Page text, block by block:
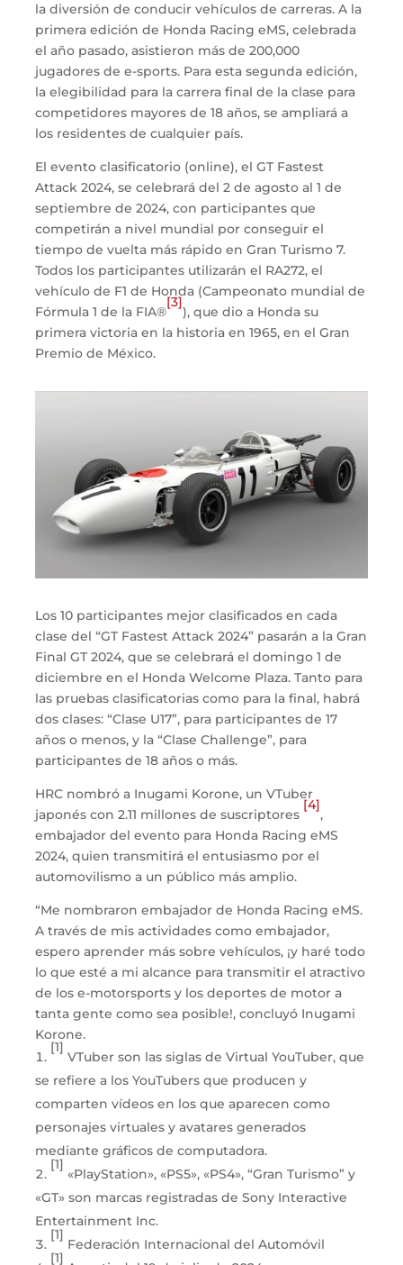
la diversión de conducir vehículos de carreras. A la
primera edición de Honda Racing eMS, celebrada
el año pasado, asistieron más de 200,000
jugadores de e-sports. Para esta segunda edición,
la elegibilidad para la carrera final de la clase para
competidores mayores de 18 años, se ampliará a
los residentes de cualquier país.
El evento clasificatorio (online), el GT Fastest
Attack 2024, se celebrará del 2 de agosto al 1 de
septiembre de 2024, con participantes que
competirán a nivel mundial por conseguir el
tiempo de vuelta más rápido en Gran Turismo 7.
Todos los participantes utilizarán el RA272, el
vehículo de F1 de Honda (Campeonato mundial de
Fórmula 1 de la FIA®
[3]
), que dio a Honda su
primera victoria en la historia en 1965, en el Gran
Premio de México.
Los 10 participantes mejor clasificados en cada
clase del “GT Fastest Attack 2024” pasarán a la Gran
Final GT 2024, que se celebrará el domingo 1 de
diciembre en el Honda Welcome Plaza. Tanto para
las pruebas clasificatorias como para la final, habrá
dos clases: “Clase U17”, para participantes de 17
años o menos, y la “Clase Challenge”, para
participantes de 18 años o más.
HRC nombró a Inugami Korone, un VTuber
japonés con 2.11 millones de suscriptores
[4]
,
embajador del evento para Honda Racing eMS
2024, quien transmitirá el entusiasmo por el
automovilismo a un público más amplio.
“Me nombraron embajador de Honda Racing eMS.
A través de mis actividades como embajador,
espero aprender más sobre vehículos, ¡y haré todo
lo que esté a mi alcance para transmitir el atractivo
de los e-motorsports y los deportes de motor a
tanta gente como sea posible!, concluyó Inugami
Korone.
[1]
VTuber son las siglas de Virtual YouTuber, que
se refiere a los YouTubers que producen y
comparten vídeos en los que aparecen como
personajes virtuales y avatares generados
mediante gráficos de computadora.
[1]
«PlayStation», «PS5», «PS4», “Gran Turismo” y
«GT» son marcas registradas de Sony Interactive
Entertainment Inc.
[1]
Federación Internacional del Automóvil
[1]